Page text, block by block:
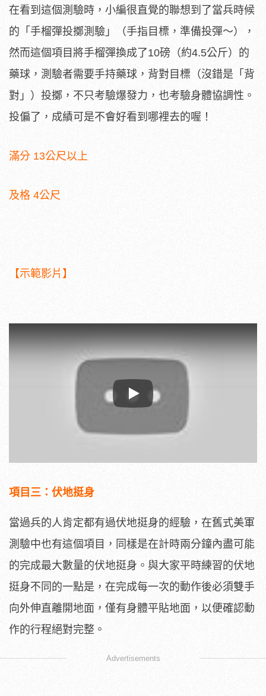
在看到這個測驗時，小編很直覺的聯想到了當兵時候
的「手榴彈投擲測驗」（手指目標，準備投彈～），
然而這個項目將手榴彈換成了10磅（約4.5公斤）的
藥球，測驗者需要手持藥球，背對目標（沒錯是「背
對」）投擲，不只考驗爆發力，也考驗身體協調性。
投偏了，成績可是不會好看到哪裡去的喔！
滿分 13公尺以上
及格 4公尺
【示範影片】
Play
項目三：伏地挺身
當過兵的人肯定都有過伏地挺身的經驗，在舊式美軍
測驗中也有這個項目，同樣是在計時兩分鐘內盡可能
的完成最大數量的伏地挺身。與大家平時練習的伏地
挺身不同的一點是，在完成每一次的動作後必須雙手
向外伸直離開地面，僅有身體平貼地面，以便確認動
作的行程絕對完整。
Advertisements